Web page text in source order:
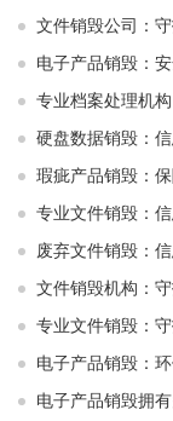
文件销毁公司：
电子产品销毁：
专业档案处理机
硬盘数据销毁：
瑕疵产品销毁：
专业文件销毁：
废弃文件销毁：
文件销毁机构：
专业文件销毁：
电子产品销毁：
电子产品销毁拥